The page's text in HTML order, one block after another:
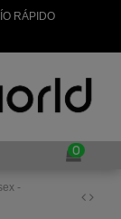
RÁPIDO
0
-